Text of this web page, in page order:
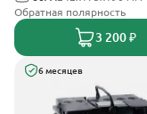
Обратная полярность
3 200 ₽
6 месяцев